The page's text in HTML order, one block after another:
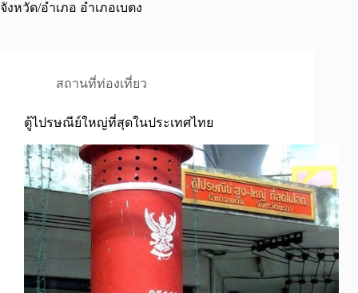
จังหวัด/อำเภอ อำเภอเบตง
สถานที่ท่องเที่ยว
ตู้ไปรษณีย์ใหญ่ที่สุดในประเทศไทย